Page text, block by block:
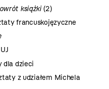
książki(2)
francuskojęzyczne
dzieci
z udziałem Michela